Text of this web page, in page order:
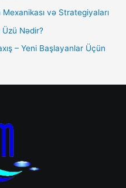
və Strategiyaları
Üzü Nədir?
– Yeni Başlayanlar Üçün